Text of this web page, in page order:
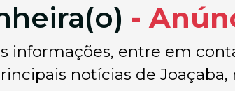
-
informações, entre em
notícias de Joaçaba,